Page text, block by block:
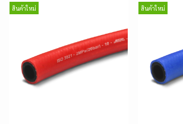
สินค้าใหม่ สินค้าใหม่